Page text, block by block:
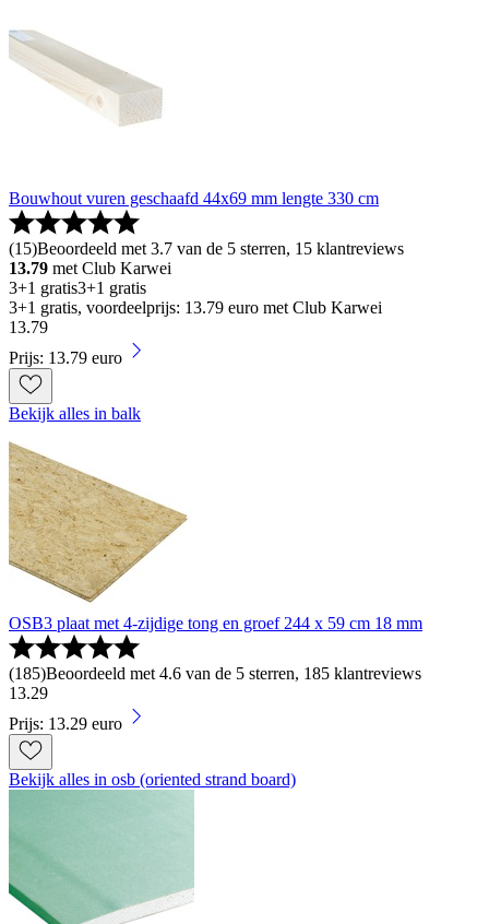
Bouwhout vuren geschaafd 44x69 mm lengte 330 cm
(15)Beoordeeld met 3.7 van de 5 sterren, 15 klantreviews
13.79 met Club Karwei
3+1 gratis3+1 gratis
3+1 gratis, voordeelprijs: 13.79 euro met Club Karwei
13.79
Prijs: 13.79 euro
Bekijk alles in balk
OSB3 plaat met 4-zijdige tong en groef 244 x 59 cm 18 mm
(185)Beoordeeld met 4.6 van de 5 sterren, 185 klantreviews
13.29
Prijs: 13.29 euro
Bekijk alles in osb (oriented strand board)